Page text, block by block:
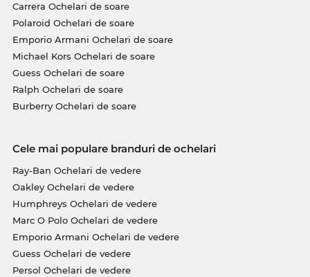
Carrera Ochelari de soare
Polaroid Ochelari de soare
Emporio Armani Ochelari de soare
Michael Kors Ochelari de soare
Guess Ochelari de soare
Ralph Ochelari de soare
Burberry Ochelari de soare
Cele mai populare branduri de ochelari
Ray-Ban Ochelari de vedere
Oakley Ochelari de vedere
Humphreys Ochelari de vedere
Marc O Polo Ochelari de vedere
Emporio Armani Ochelari de vedere
Guess Ochelari de vedere
Persol Ochelari de vedere